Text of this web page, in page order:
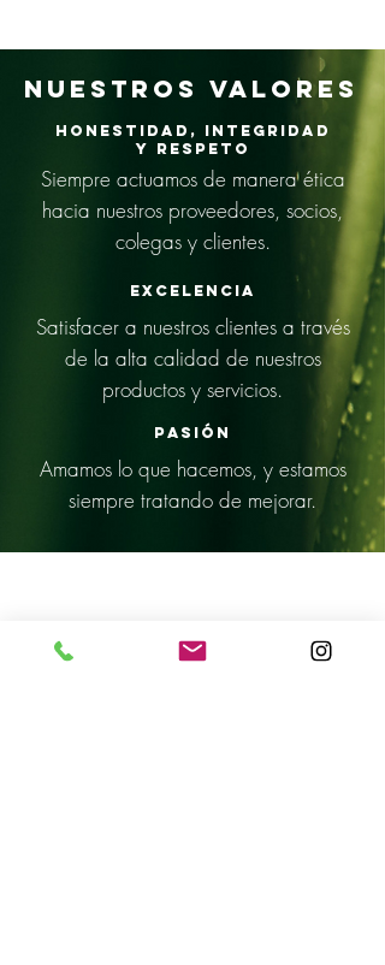
NUESTROS VALORES
Honestidad, Integridad
y Respeto
EXCELENCIA
Pasión
Siempre actuamos de manera ética
hacia nuestros proveedores, socios,
colegas y clientes.
Satisfacer a nuestros clientes a través
de la alta calidad de nuestros
productos y servicios.
Amamos lo que hacemos, y estamos
siempre tratando de mejorar.